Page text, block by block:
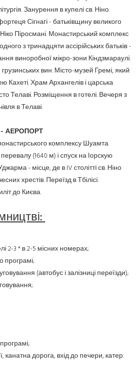
Занурення в купелі св.Ніно.
Сігнагі - батьківщину великого
Піросмані.Монастирський комплекс
з тринадцяти ассірійських батьків -
виноробної мікро-зони Кіндзмараулі.
вин.Місто-музей Гремі, який
Кахеті.Храм Архангелів і царська
Телаві.Розміщення в готелі.Вечеря з
в Телаві.
- АЕРОПОРТ
комплексу Шуамта.
(1640 м) і спуск на Іорскую
- місце, де в IV столітті св.Ніно
хрестів.Переїзд в Тбілісі.
до Києва.
2-3 * в 2-5 місних номерах;
програмі;
(автобус і залізниці переїзди);
канатна дорога, вхід до печери, катер.